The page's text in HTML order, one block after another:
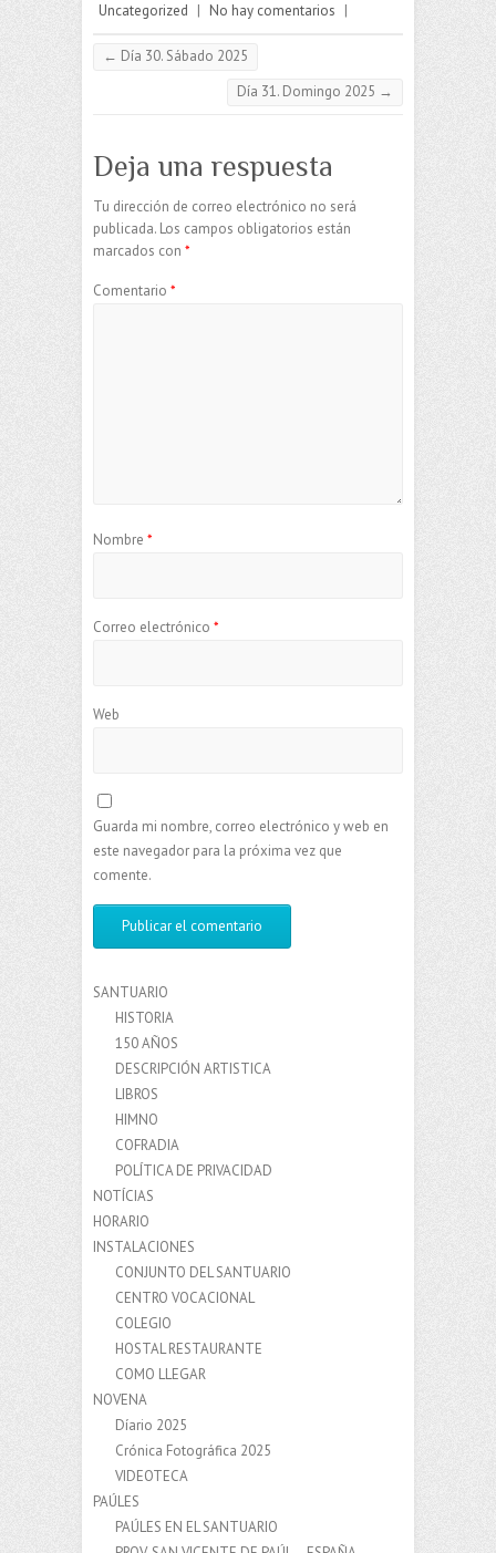
Uncategorized | No hay comentarios |
← Día 30. Sábado 2025
Día 31. Domingo 2025 →
Deja una respuesta
Tu dirección de correo electrónico no será
publicada. Los campos obligatorios están
marcados con *
Comentario *
Nombre *
Correo electrónico *
Web
Guarda mi nombre, correo electrónico y web en
este navegador para la próxima vez que
comente.
SANTUARIO
HISTORIA
150 AÑOS
DESCRIPCIÓN ARTISTICA
LIBROS
HIMNO
COFRADIA
POLÍTICA DE PRIVACIDAD
NOTÍCIAS
HORARIO
INSTALACIONES
CONJUNTO DEL SANTUARIO
CENTRO VOCACIONAL
COLEGIO
HOSTAL RESTAURANTE
COMO LLEGAR
NOVENA
Díario 2025
Crónica Fotográfica 2025
VIDEOTECA
PAÚLES
PAÚLES EN EL SANTUARIO